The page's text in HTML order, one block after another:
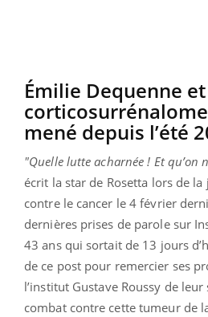
Émilie Dequenne et
mené depuis l’été
"Quelle lutte acharnée ! Et qu’on
écrit la star de Rosetta lors de
contre le cancer le 4 février
dernières prises de parole sur
43 ans qui sortait de 13 jours
de ce post pour remercier ses
l’institut Gustave Roussy de
combat contre cette tumeur de